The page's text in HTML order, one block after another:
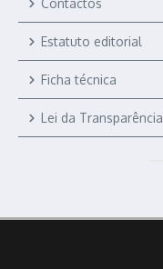
Contactos
Estatuto editorial
Ficha técnica
Lei da Transparência